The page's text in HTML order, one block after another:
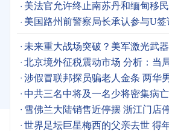
美法官允许终止南苏丹和缅甸移
图
美国路州前警察局长承认参与U签
未来重大战场突破？美军激光武
北京境外征税震动市场 分析：当
涉假冒联邦探员骗老人金条 两华
中共三名中将及一名少将密集病亡
雪佛兰大陆销售近停摆 浙江门店
世界足坛巨星梅西的父亲去世 得